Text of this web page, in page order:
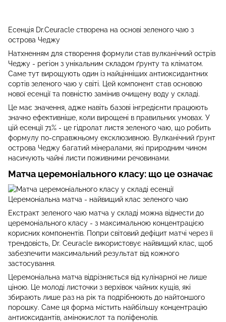
Есенція Dr.Ceuracle створена на основі зеленого чаю з
острова Чеджу
Натхненням для створення формули став вулканічний острів
Чеджу - регіон з унікальним складом ґрунту та кліматом.
Саме тут вирощують один із найцінніших антиоксидантних
сортів зеленого чаю у світі. Цей компонент став основою
нової есенції та повністю замінив очищену воду у складі.
Це має значення, адже навіть базові інгредієнти працюють
значно ефективніше, коли вирощені в правильних умовах. У
цій есенції 71% - це гідролат листя зеленого чаю, що робить
формулу по-справжньому ексклюзивною. Вулканічний ґрунт
острова Чеджу багатий мінералами, які природним чином
насичують чайні листи поживними речовинами.
Матча церемоніального класу: що це означає
Церемоніальна матча - найвищий клас зеленого чаю
Екстракт зеленого чаю матча у складі можна віднести до
церемоніального класу - з максимальною концентрацією
корисних компонентів. Попри світовий дефіцит матчі через її
трендовість, Dr. Ceuracle використовує найвищий клас, щоб
забезпечити максимальний результат від кожного
застосування.
Церемоніальна матча відрізняється від кулінарної не лише
ціною. Це молоді листочки з верхівок чайних кущів, які
збирають лише раз на рік та подрібнюють до найтоншого
порошку. Саме ця форма містить найбільшу концентрацію
антиоксидантів, амінокислот та поліфенолів.